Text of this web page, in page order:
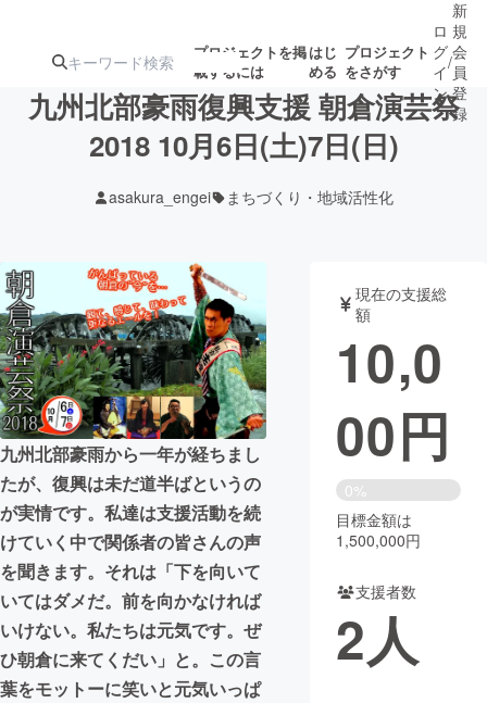
プロジェクトを掲
載するには
はじ
める
プロジェクト
をさがす
ターン
ジェクト
募集終了が近いプ
ロジェクト
されます
アート・写真 音楽
テクノロジー・ガジェット ゲーム・
映像・映画 書籍・雑誌
ビジネス・起業 チャレンジ
まちづくり・地域活性化
CAMPFIRE for Social Good
CAMPFIRE Creation
CAMPFIREふるさと納税machi-ya コミュニティ
ロ
グ
イ
ン
/
新
規
会
員
登
録
九州北部豪雨復興支援 朝倉演芸祭
2018 10月6日(土)7日(日)
asakura_engei まちづくり・地域活性化
九州北部豪雨から一年が経ちまし
たが、復興は未だ道半ばというの
が実情です。私達は支援活動を続
けていく中で関係者の皆さんの声
を聞きます。それは「下を向いて
いてはダメだ。前を向かなければ
いけない。私たちは元気です。ぜ
ひ朝倉に来てくだい」と。この言
葉をモットーに笑いと元気いっぱ
現在の支援総
額
10,0
00円
0%
目標金額は
1,500,000円
支援者数
2人